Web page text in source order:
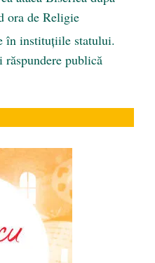
ora de Religie
în instituțiile statului.
publică